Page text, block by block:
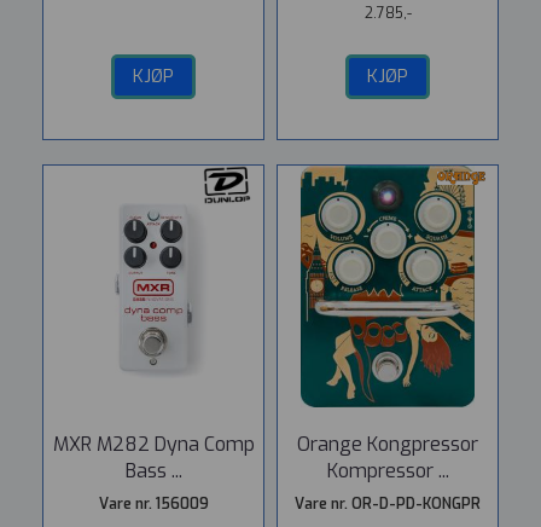
KJØP
2.785,-
KJØP
MXR M282 Dyna Comp
Bass ...
Vare nr. 156009
Orange Kongpressor
Kompressor ...
Vare nr. OR-D-PD-KONGPR